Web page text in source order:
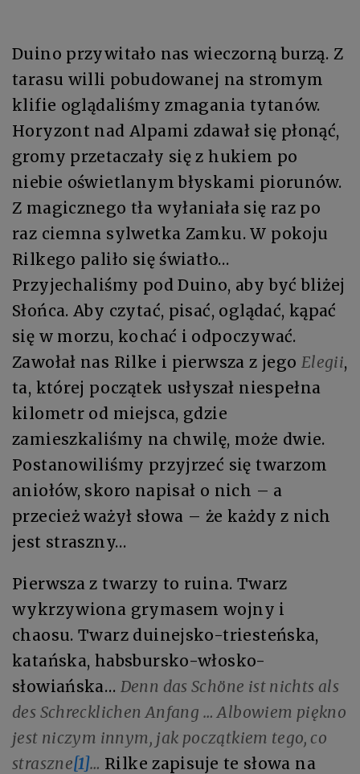
Duino przywitało nas wieczorną burzą. Z
tarasu willi pobudowanej na stromym
klifie oglądaliśmy zmagania tytanów.
Horyzont nad Alpami zdawał się płonąć,
gromy przetaczały się z hukiem po
niebie oświetlanym błyskami piorunów.
Z magicznego tła wyłaniała się raz po
raz ciemna sylwetka Zamku. W pokoju
Rilkego paliło się światło…
Przyjechaliśmy pod Duino, aby być bliżej
Słońca. Aby czytać, pisać, oglądać, kąpać
się w morzu, kochać i odpoczywać.
Zawołał nas Rilke i pierwsza z jego Elegii,
ta, której początek usłyszał niespełna
kilometr od miejsca, gdzie
zamieszkaliśmy na chwilę, może dwie.
Postanowiliśmy przyjrzeć się twarzom
aniołów, skoro napisał o nich – a
przecież ważył słowa – że każdy z nich
jest straszny…
Pierwsza z twarzy to ruina. Twarz
wykrzywiona grymasem wojny i
chaosu. Twarz duinejsko-triesteńska,
katańska, habsbursko-włosko-
słowiańska… Denn das Schöne ist nichts als
des Schrecklichen Anfang … Albowiem piękno
jest niczym innym, jak początkiem tego, co
straszne[1]… Rilke zapisuje te słowa na